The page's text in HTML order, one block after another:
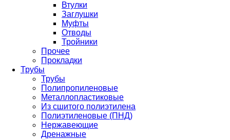
Втулки
Заглушки
Муфты
Отводы
Тройники
Прочее
Прокладки
Трубы
Трубы
Полипропиленовые
Металлопластиковые
Из сшитого полиэтилена
Полиэтиленовые (ПНД)
Нержавеющие
Дренажные